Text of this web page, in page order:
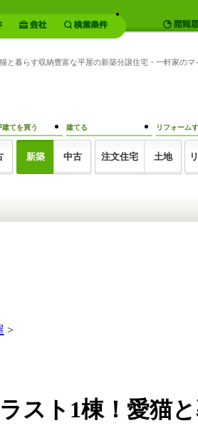
暮らす収納豊富な平屋の新築分譲住宅・一軒家の
建てを買う
新築 中古
建てる
注文住宅 土地
リフォーム
>
スト1棟！愛猫